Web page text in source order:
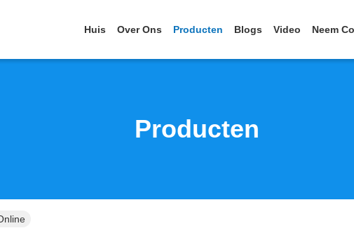
Huis Over Ons Producten Blogs Video Neem
Producten